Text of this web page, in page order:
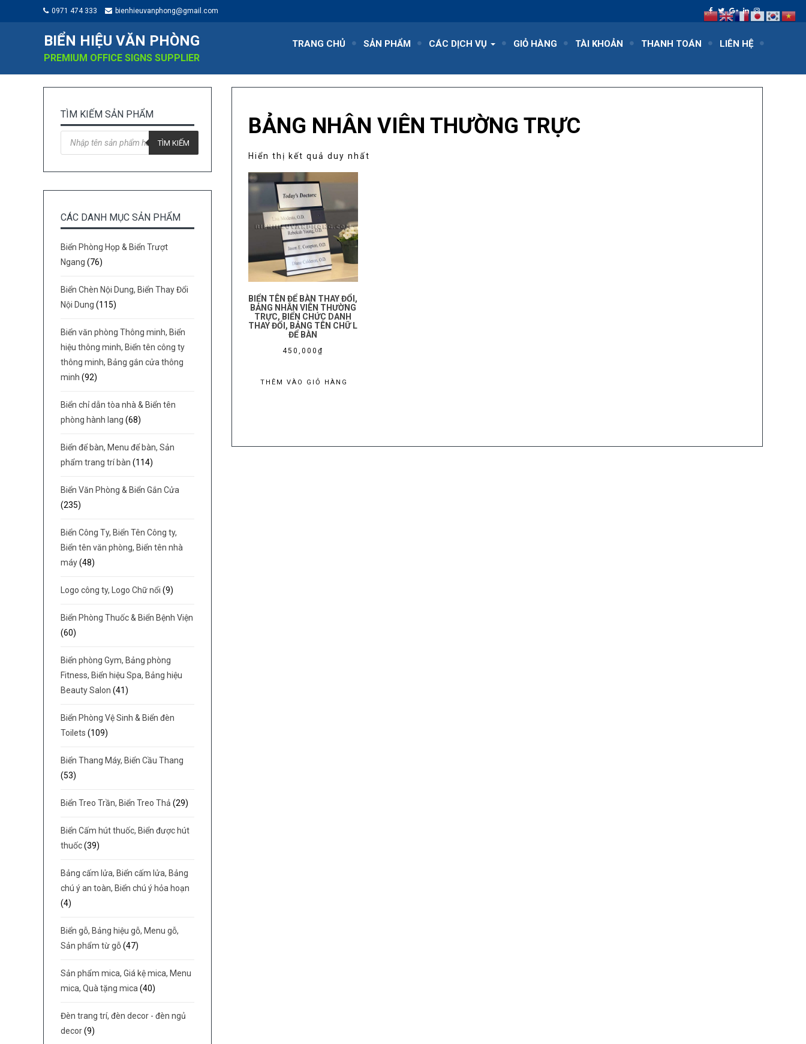
0971 474 333 bienhieuvanphong@gmail.com
BIỂN HIỆU VĂN PHÒNG
PREMIUM OFFICE SIGNS SUPPLIER
TRANG CHỦ SẢN PHẨM CÁC DỊCH VỤ GIỎ HÀNG TÀI KHOẢN THANH TOÁN LIÊN HỆ
BẢNG NHÂN VIÊN THƯỜNG TRỰC
Hiển thị kết quả duy nhất
BIỂN TÊN ĐỂ BÀN THAY ĐỔI,
BẢNG NHÂN VIÊN THƯỜNG
TRỰC, BIỂN CHỨC DANH
THAY ĐỔI, BẢNG TÊN CHỮ L
ĐỂ BÀN
450,000₫
THÊM VÀO GIỎ HÀNG
TÌM KIẾM SẢN PHẨM
Tìm
kiếm
TÌM KIẾM
CÁC DANH MỤC SẢN PHẨM
Biển Phòng Họp & Biển Trượt
Ngang (76)
Biển Chèn Nội Dung, Biển Thay Đổi
Nội Dung (115)
Biển văn phòng Thông minh, Biển
hiệu thông minh, Biển tên công ty
thông minh, Bảng gắn cửa thông
minh (92)
Biển chỉ dẫn tòa nhà & Biển tên
phòng hành lang (68)
Biển để bàn, Menu để bàn, Sản
phẩm trang trí bàn (114)
Biển Văn Phòng & Biển Gắn Cửa
(235)
Biển Công Ty, Biển Tên Công ty,
Biển tên văn phòng, Biển tên nhà
máy(48)
Logo công ty, Logo Chữ nổi (9)
Biển Phòng Thuốc & Biển Bệnh Viện
(60)
Biển phòng Gym, Bảng phòng
Fitness, Biển hiệu Spa, Bảng hiệu
Beauty Salon (41)
Biển Phòng Vệ Sinh & Biển đèn
Toilets (109)
Biển Thang Máy, Biển Cầu Thang
(53)
Biển Treo Trần, Biển Treo Thả (29)
Biển Cấm hút thuốc, Biển được hút
thuốc(39)
Bảng cấm lửa, Biển cấm lửa, Bảng
chú ý an toàn, Biển chú ý hỏa hoạn
(4)
Biển gỗ, Bảng hiệu gỗ, Menu gỗ,
Sản phẩm từ gỗ(47)
Sản phẩm mica, Giá kệ mica, Menu
mica, Quà tặng mica(40)
Đèn trang trí, đèn decor - đèn ngủ
decor(9)